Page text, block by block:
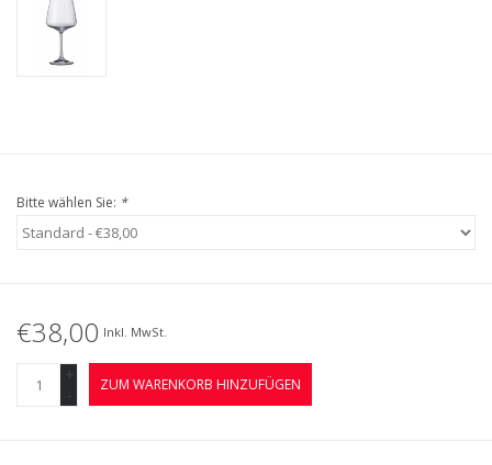
Bitte wählen Sie: *
€38,00 Inkl. MwSt.
+
-
ZUM WARENKORB HINZUFÜGEN